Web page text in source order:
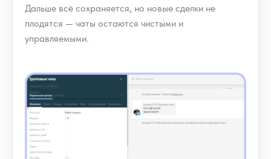
Дальше всё сохраняется, но новые сделки не
плодятся — чаты остаются чистыми и
управляемыми.